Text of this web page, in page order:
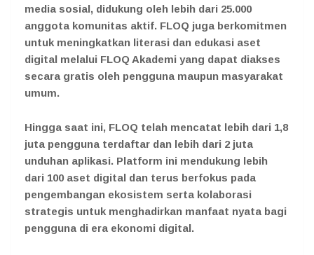
media sosial, didukung oleh lebih dari 25.000
anggota komunitas aktif. FLOQ juga berkomitmen
untuk meningkatkan literasi dan edukasi aset
digital melalui FLOQ Akademi yang dapat diakses
secara gratis oleh pengguna maupun masyarakat
umum.
Hingga saat ini, FLOQ telah mencatat lebih dari 1,8
juta pengguna terdaftar dan lebih dari 2 juta
unduhan aplikasi. Platform ini mendukung lebih
dari 100 aset digital dan terus berfokus pada
pengembangan ekosistem serta kolaborasi
strategis untuk menghadirkan manfaat nyata bagi
pengguna di era ekonomi digital.